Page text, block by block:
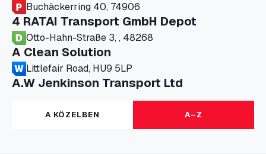
Buchäckerring 40, 74906
4 RATAI Transport GmbH Depot
Otto-Hahn-Straße 3, , 48268
A Clean Solution
Littlefair Road, HU9 5LP
A.W Jenkinson Transport Ltd
Progress House, ME11 5GA
A+G Nettetal - Depot Parking
Am Panneschopp 7, 41334
A KÖZELBEN A–Z